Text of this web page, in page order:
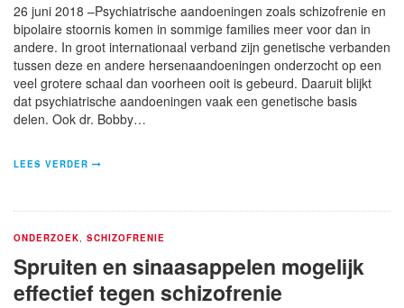
26 juni 2018 –Psychiatrische aandoeningen zoals schizofrenie en
bipolaire stoornis komen in sommige families meer voor dan in
andere. In groot internationaal verband zijn genetische verbanden
tussen deze en andere hersenaandoeningen onderzocht op een
veel grotere schaal dan voorheen ooit is gebeurd. Daaruit blijkt
dat psychiatrische aandoeningen vaak een genetische basis
delen. Ook dr. Bobby…
LEES VERDER
ONDERZOEK SCHIZOFRENIE
Spruiten en sinaasappelen mogelijk
effectief tegen schizofrenie